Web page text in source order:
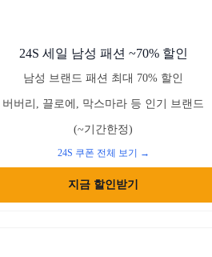
24S 세일 남성 패션 ~70% 할인
남성 브랜드 패션 최대 70% 할인
버버리, 끌로에, 막스마라 등 인기 브랜드
(~기간한정)
24S 쿠폰 전체 보기 →
지금 할인받기